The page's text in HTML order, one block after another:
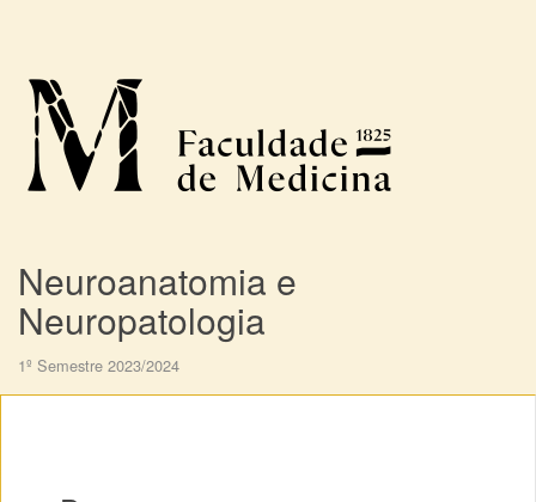
Neuroanatomia e
Neuropatologia
1º Semestre 2023/2024